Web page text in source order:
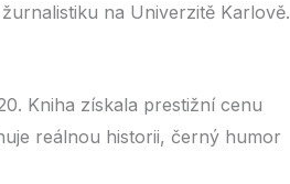
na Univerzitě Karlově.
Kniha získala prestižní cenu
reálnou historii, černý humor